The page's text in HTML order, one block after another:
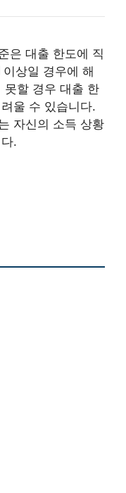
은 대출 한도에 직
이상일 경우에 해
못할 경우 대출 한
울 수 있습니다.
자신의 소득 상황
.